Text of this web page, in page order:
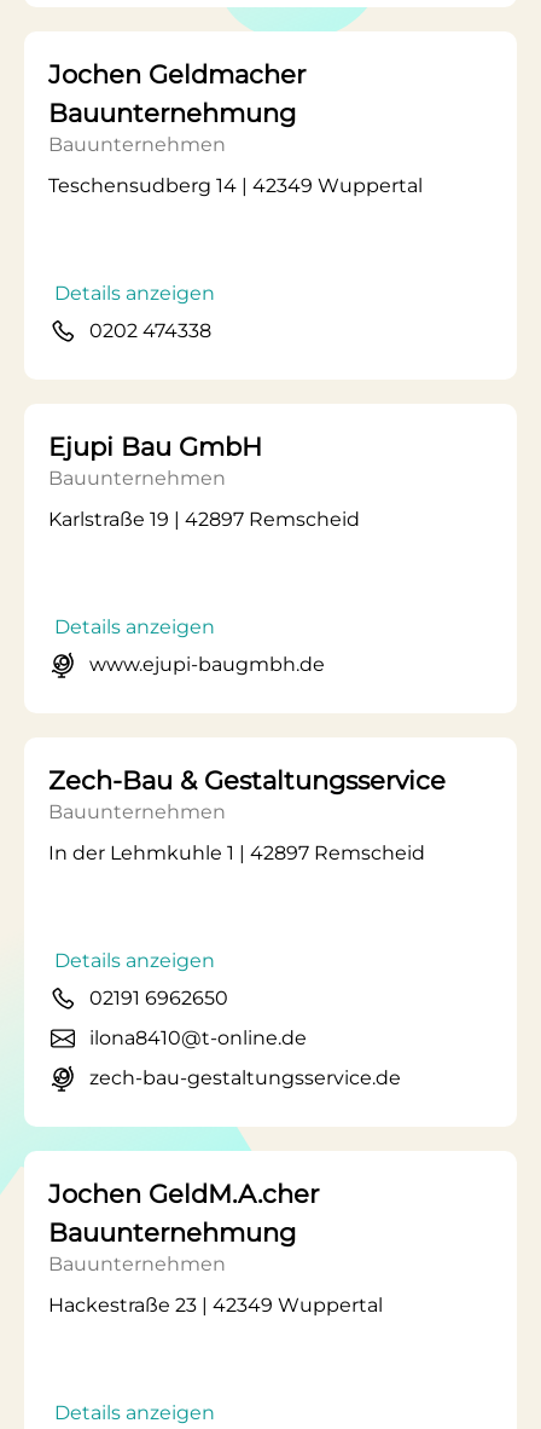
Jochen Geldmacher
Bauunternehmung
Bauunternehmen
Teschensudberg 14 | 42349 Wuppertal
Details anzeigen
0202 474338
Ejupi Bau GmbH
Bauunternehmen
Karlstraße 19 | 42897 Remscheid
Details anzeigen
www.ejupi-baugmbh.de
Zech-Bau & Gestaltungsservice
Bauunternehmen
In der Lehmkuhle 1 | 42897 Remscheid
Details anzeigen
02191 6962650
ilona8410@t-online.de
zech-bau-gestaltungsservice.de
Jochen GeldM.A.cher
Bauunternehmung
Bauunternehmen
Hackestraße 23 | 42349 Wuppertal
Details anzeigen